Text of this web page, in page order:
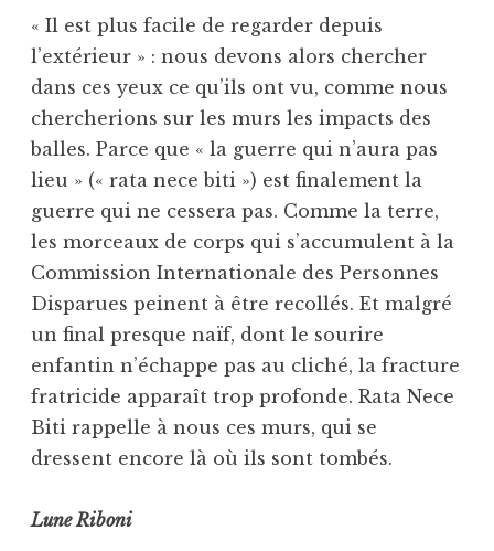
« Il est plus facile de regarder depuis
l’extérieur » : nous devons alors chercher
dans ces yeux ce qu’ils ont vu, comme nous
chercherions sur les murs les impacts des
balles. Parce que « la guerre qui n’aura pas
lieu » (« rata nece biti ») est finalement la
guerre qui ne cessera pas. Comme la terre,
les morceaux de corps qui s’accumulent à la
Commission Internationale des Personnes
Disparues peinent à être recollés. Et malgré
un final presque naïf, dont le sourire
enfantin n’échappe pas au cliché, la fracture
fratricide apparaît trop profonde. Rata Nece
Biti rappelle à nous ces murs, qui se
dressent encore là où ils sont tombés.
Lune Riboni